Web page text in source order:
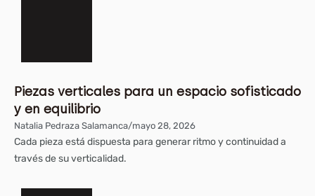
Piezas verticales para un espacio sofisticado
y en equilibrio
Natalia Pedraza Salamanca/mayo 28, 2026
Cada pieza está dispuesta para generar ritmo y continuidad a
través de su verticalidad.